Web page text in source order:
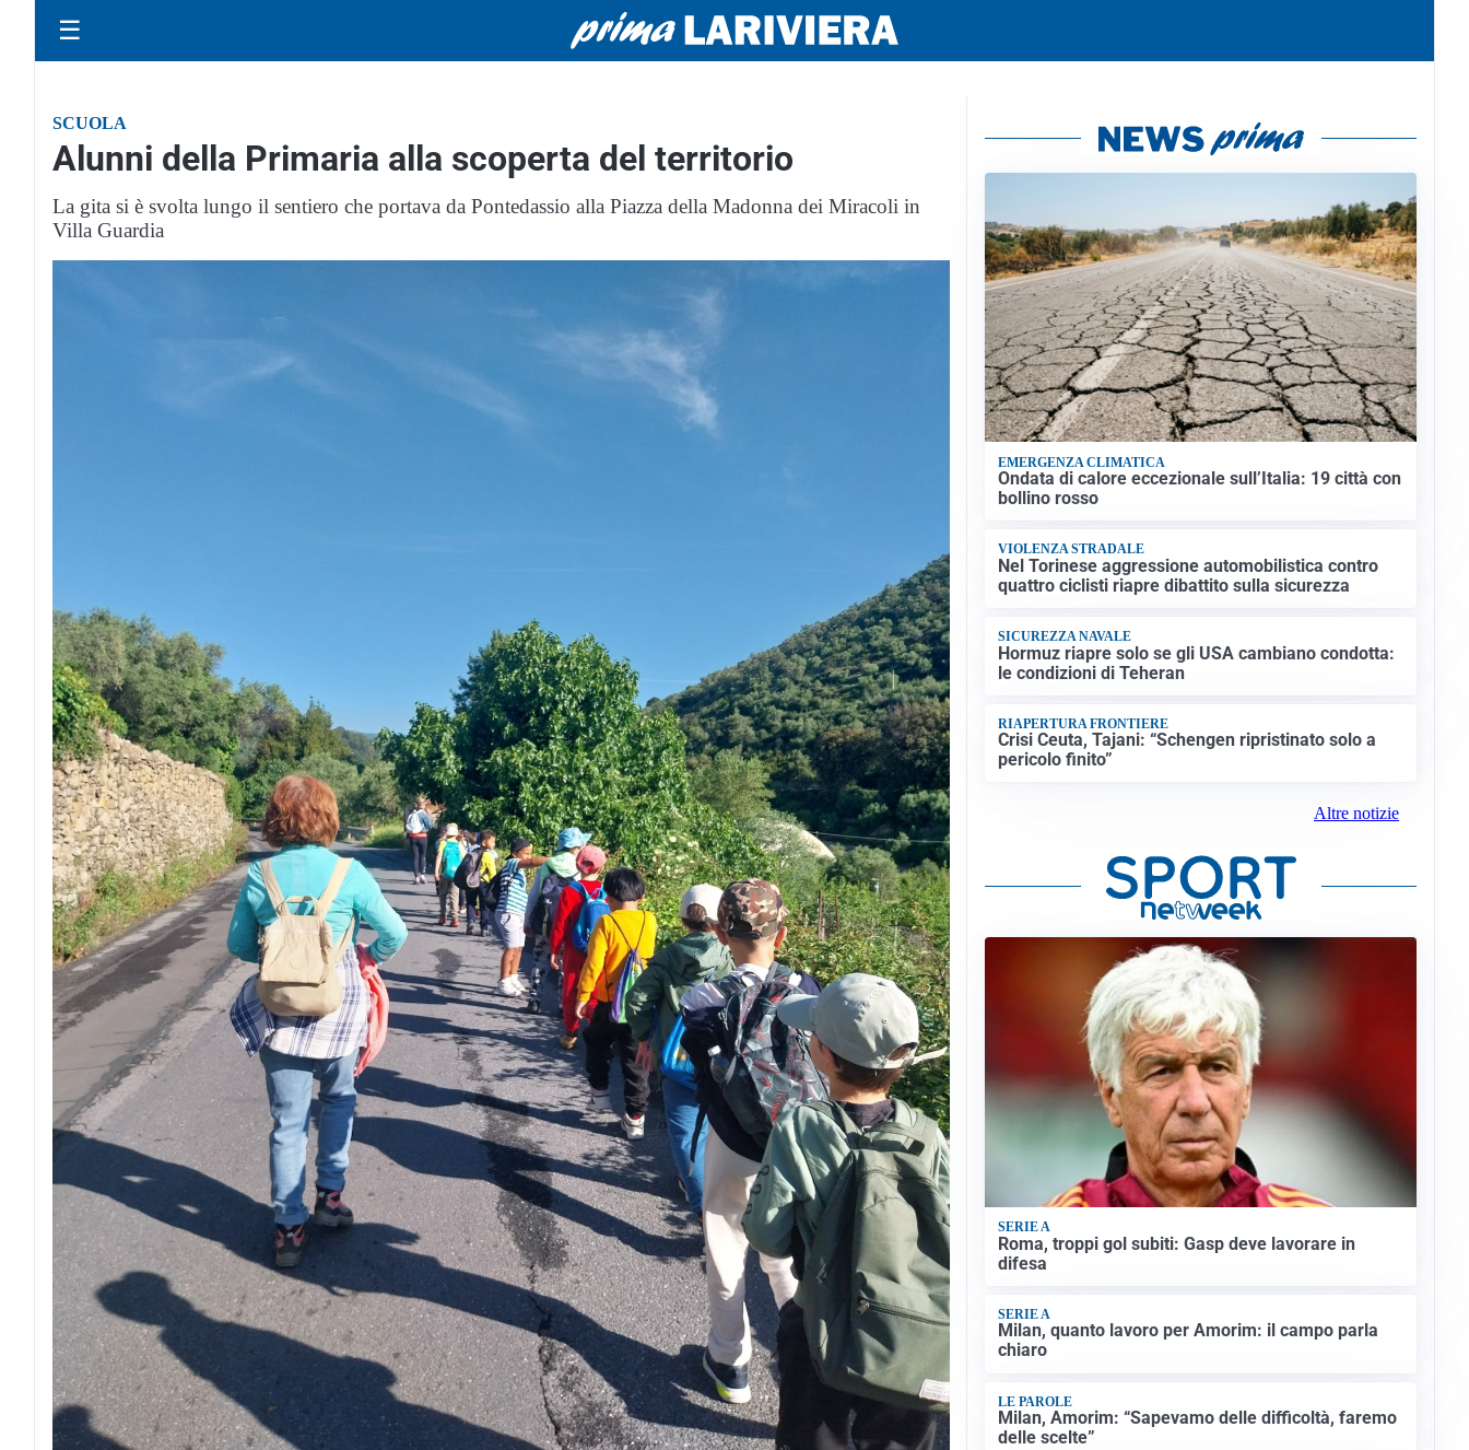
☰
SCUOLA
Alunni della Primaria alla scoperta del territorio
La gita si è svolta lungo il sentiero che portava da Pontedassio alla Piazza della Madonna dei Miracoli in
Villa Guardia
EMERGENZA CLIMATICA
Ondata di calore eccezionale sull’Italia: 19 città con
bollino rosso
VIOLENZA STRADALE
Nel Torinese aggressione automobilistica contro
quattro ciclisti riapre dibattito sulla sicurezza
SICUREZZA NAVALE
Hormuz riapre solo se gli USA cambiano condotta:
le condizioni di Teheran
RIAPERTURA FRONTIERE
Crisi Ceuta, Tajani: “Schengen ripristinato solo a
pericolo finito”
Altre notizie
SERIE A
Roma, troppi gol subiti: Gasp deve lavorare in
difesa
SERIE A
Milan, quanto lavoro per Amorim: il campo parla
chiaro
LE PAROLE
Milan, Amorim: “Sapevamo delle difficoltà, faremo
delle scelte”